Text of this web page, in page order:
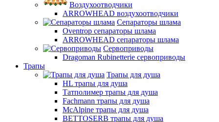
Воздухоотводчики
ARROWHEAD воздухоотводчики
Сепараторы шлама
Oventrop cепараторы шлама
ARROWHEAD сепараторы шлама
Сервоприводы
Dragoman Rubinetterie сервоприводы
Трапы
Трапы для душа
HL трапы для душа
Татполимер трапы для душа
Fachmann трапы для душа
McAlpine трапы для душа
BETTOSERB трапы для душа